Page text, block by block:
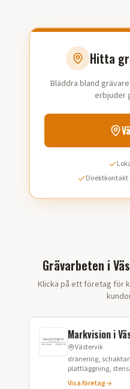
Hitta
Bläddra bland
erbjuder
Direktkontakt
Grävarbeten i
Klicka på ett företag för
Markvision i
Västervik
dränering,
plattläggning,
tomtplanering
Visa företag